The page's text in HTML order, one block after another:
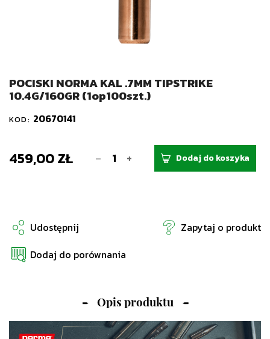
POCISKI NORMA KAL .7MM TIPSTRIKE
10.4G/160GR (1op100szt.)
KOD: 20670141
459,00 ZŁ - + Dodaj do koszyka
Udostępnij
Zapytaj o produkt
Dodaj do porównania
Opis produktu